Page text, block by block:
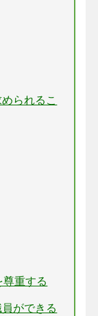
られるこ
重する
ができる